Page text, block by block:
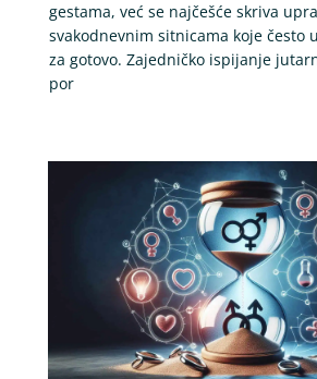
gestama, već se najčešće skriva
svakodnevnim sitnicama koje često
za gotovo. Zajedničko ispijanje
por